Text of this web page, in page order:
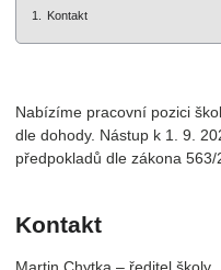
Nabízíme pracovní pozici
dle dohody. Nástup k 1. 9.
předpokladů dle zákona 563/
Kontakt
Kontakt